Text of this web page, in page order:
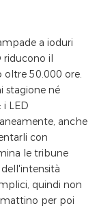
a ioduri
riducono il
oltre 50.000 ore.
stagione né
LED
anche
con
le tribune
quindi non
per poi